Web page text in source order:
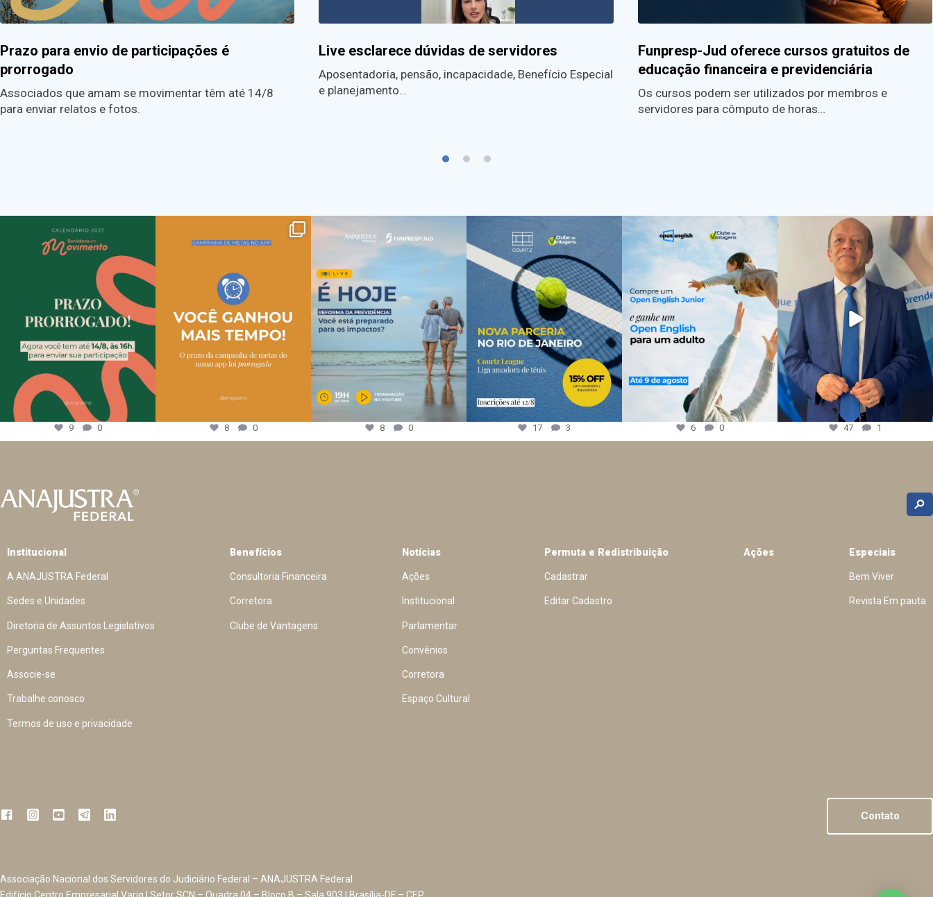
Prazo para envio de participações é
prorrogado
Associados que amam se movimentar têm até 14/8
para enviar relatos e fotos.
Live esclarece dúvidas de servidores
Aposentadoria, pensão, incapacidade, Benefício Especial
e planejamento…
Funpresp-Jud oferece cursos gratuitos de
educação financeira e previdenciária
Os cursos podem ser utilizados por membros e
servidores para cômputo de horas…
9 0 8 0 8 0 17 3 6 0 47 1
Institucional
A ANAJUSTRA Federal
Sedes e Unidades
Diretoria de Assuntos Legislativos
Perguntas Frequentes
Associe-se
Trabalhe conosco
Termos de uso e privacidade
Benefícios
Consultoria Financeira
Corretora
Clube de Vantagens
Notícias
Ações
Institucional
Parlamentar
Convênios
Corretora
Espaço Cultural
Permuta e Redistribuição
Cadastrar
Editar Cadastro
Ações Especiais
Bem Viver
Revista Em pauta
Contato
Associação Nacional dos Servidores do Judiciário Federal – ANAJUSTRA Federal